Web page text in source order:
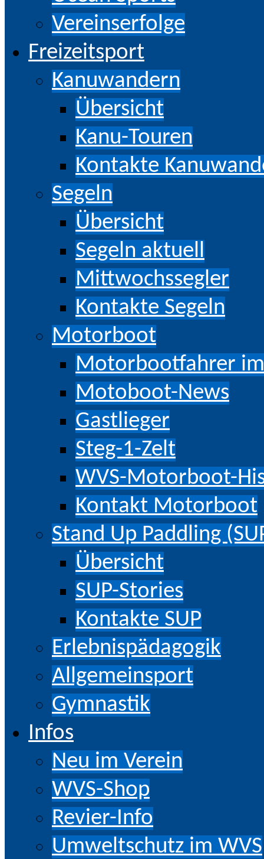
Vereinserfolge
Freizeitsport
Kanuwandern
Übersicht
Kanu-Touren
Kontakte
Segeln
Übersicht
Segeln aktuell
Mittwochssegler
Kontakte Segeln
Motorboot
Motorbootfahrer im
Motoboot-News
Gastlieger
Steg-1-Zelt
WVS-Motorboot-
Kontakt Motorboot
Stand Up Paddling
Übersicht
SUP-Stories
Kontakte SUP
Erlebnispädagogik
Allgemeinsport
Gymnastik
Infos
Neu im Verein
WVS-Shop
Revier-Info
Umweltschutz im WVS